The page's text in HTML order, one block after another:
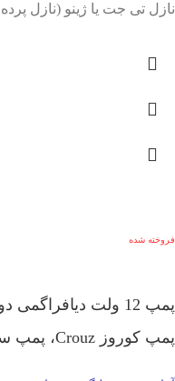
نازل تی جت یا ژینو (نازل
فروخته شده
پمپ 12 ولت
پمپ کوروز Crouz، پمپ سمپاش جت